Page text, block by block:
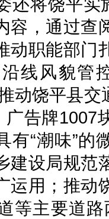
还将饶平实
容，通过查
动职能部门
线风貌管
动饶平县
广告牌1007
有“潮味”的
建设局规范
运用；推动
等主要道